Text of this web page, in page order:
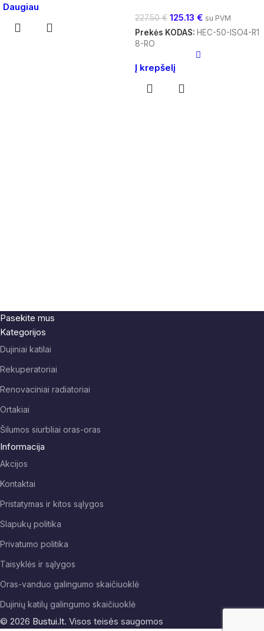
Daugiau
227.50€ 125.13 € su PVM
Prekės KODAS: HEC-50-ISO4-R1
8-RO
Į krepšelį
Pasekite mus
Kategorijos
Dujiniai katilai
Rekuperatoriai
Renovaciniai radiatoriai
Ortakiai
Šilumos siurbliai oras-oras
Informacija
Akcijos
Kontaktai
Pristatymas ir kitos sąlygos
Slapukų politika
Privatumo politika
Taisyklės ir sąlygos
Oras-vanduo galingumo skaičiuoklė
Dujinių katilų galingumo skaičiuoklė
© 2026 Bustui.lt. Visos teisės saugomos